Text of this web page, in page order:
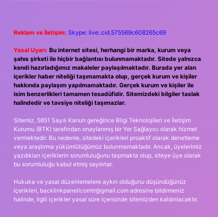
Reklam ve İletişim: Skype: live:.cid.575569c608265c69
Yasal Uyarı: Bu internet sitesi, herhangi bir marka, kurum veya
şahıs şirketi ile hiçbir bağlantısı bulunmamaktadır. Sitede yalnızca
kendi hazırladığımız makaleler paylaşılmaktadır. Burada yer alan
içerikler haber niteliği taşımamakta olup, gerçek kurum ve kişiler
hakkında paylaşım yapılmamaktadır. Gerçek kurum ve kişiler ile
isim benzerlikleri tamamen tesadüfidir. Sitemizdeki bilgiler taslak
halindedir ve tavsiye niteliği taşımazlar.
Sitemiz, 5651 Sayılı Kanun gereğince Bilgi Teknolojileri ve İletişim
Kurumu (BTK) tarafından onaylanmış bir Yer Sağlayıcı olarak hizmet
vermektedir. Bu nedenle, sitedeki içerikleri proaktif olarak denetleme
veya araştırma yükümlülüğümüz bulunmamaktadır. Ancak, üyelerimiz
yazdıkları içeriklerin sorumluluğunu taşımakta olup, siteye üye olarak
bu sorumluluğu kabul etmiş sayılırlar.
Hukuka ve yasal düzenlemelere aykırı olduğunu düşündüğünüz
içerikleri, backlinkpanelicomtr@gmail.com adresine bildirmeniz
halinde, ilgili içerikler yasal süre içerisinde sitemizden kaldırılacaktır.